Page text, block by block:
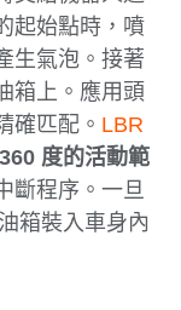
起始點時，噴
生氣泡。接著
箱上。應用頭
確匹配。 LBR
度的活動範
斷程序。一旦
箱裝入車身內